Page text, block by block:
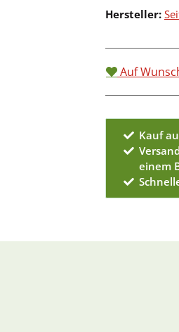
Hersteller:
Auf
Kauf
einem